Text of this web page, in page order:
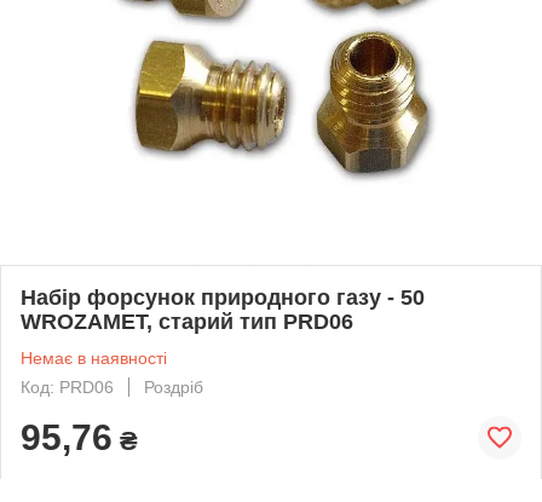
Набір форсунок природного газу - 50
WROZAMET, старий тип PRD06
Немає в наявності
Код: PRD06
Роздріб
95,76 ₴